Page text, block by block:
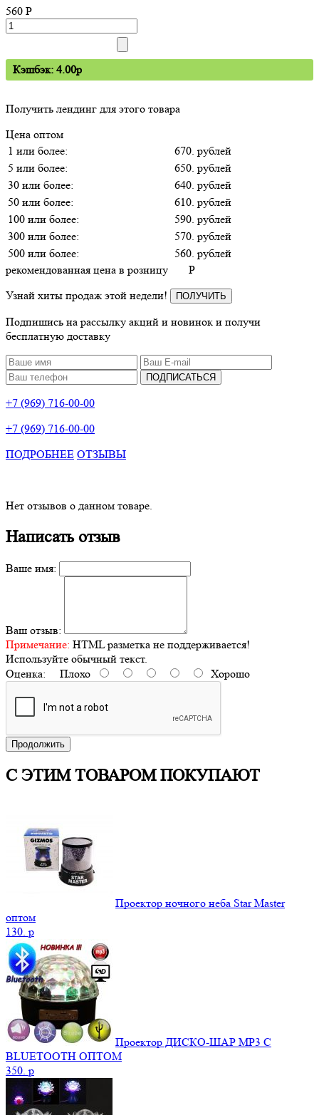
560 P
Кэшбэк: 4.00p
Получить лендинг для этого товара
Цена оптом
1 или более:
670. рублей
5 или более:
650. рублей
30 или более:
640. рублей
50 или более:
610. рублей
100 или более:
590. рублей
300 или более:
570. рублей
500 или более:
560. рублей
рекомендованная цена в розницу
P
Узнай хиты продаж этой недели!
ПОЛУЧИТЬ
Подпишись на рассылку акций и новинок и получи
бесплатную доставку
ПОДПИСАТЬСЯ
+7 (969) 716-00-00
+7 (969) 716-00-00
ПОДРОБНЕЕ ОТЗЫВЫ
Нет отзывов о данном товаре.
Написать отзыв
Ваше имя:
Ваш отзыв:
Примечание: HTML разметка не поддерживается!
Используйте обычный текст.
Оценка: Плохо Хорошо
Продолжить
С ЭТИМ ТОВАРОМ ПОКУПАЮТ
Проектор ночного неба Star Master
оптом
130. p
Проектор ДИСКО-ШАР MP3 С
BLUETOOTH ОПТОМ
350. p